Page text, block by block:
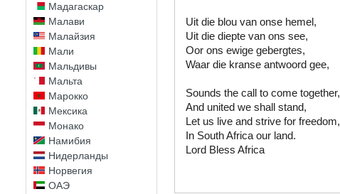
Мадагаскар
Малави
Малайзия
Мали
Мальдивы
Мальта
Марокко
Мексика
Монако
Намибия
Нидерланды
Норвегия
ОАЭ
Uit die blou van onse hemel,
Uit die diepte van ons see,
Oor ons ewige gebergtes,
Waar die kranse antwoord gee,
Sounds the call to come together,
And united we shall stand,
Let us live and strive for freedom,
In South Africa our land.
Lord Bless Africa